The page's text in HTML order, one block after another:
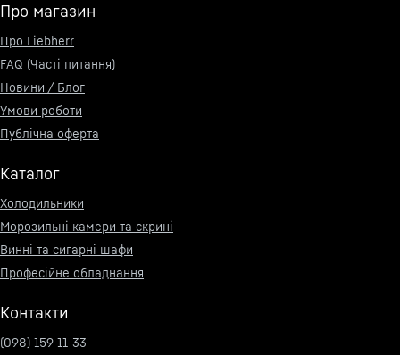
Про магазин
Про Liebherr
FAQ (Часті питання)
Новини / Блог
Умови роботи
Публічна оферта
Каталог
Холодильники
Морозильні камери та скрині
Винні та сигарні шафи
Професійне обладнання
Контакти
(098) 159-11-33